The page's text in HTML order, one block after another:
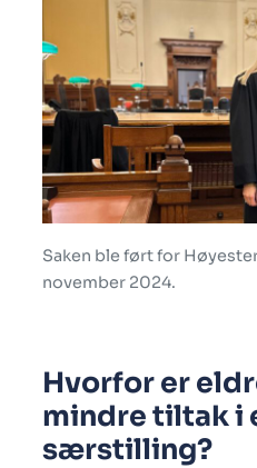
Saken ble ført for
november 2024.
Hvorfor er
mindre tiltak i
særstilling?